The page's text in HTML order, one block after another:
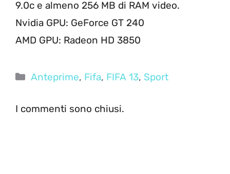
9.0c e almeno 256 MB di RAM video.
Nvidia GPU: GeForce GT 240
AMD GPU: Radeon HD 3850
Categorie
Anteprime, Fifa, FIFA 13, Sport
I commenti sono chiusi.